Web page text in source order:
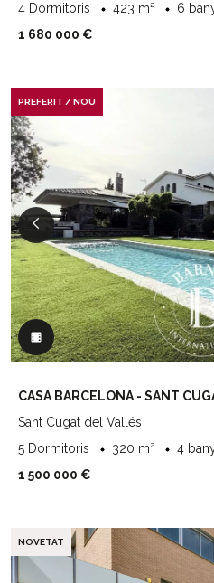
4 Dormitoris
423 m²
6
1 680 000 €
PREFERIT / NOU
CASA BARCELONA - SANT
Sant Cugat del Vallés
5 Dormitoris
320 m²
4
1 500 000 €
NOVETAT